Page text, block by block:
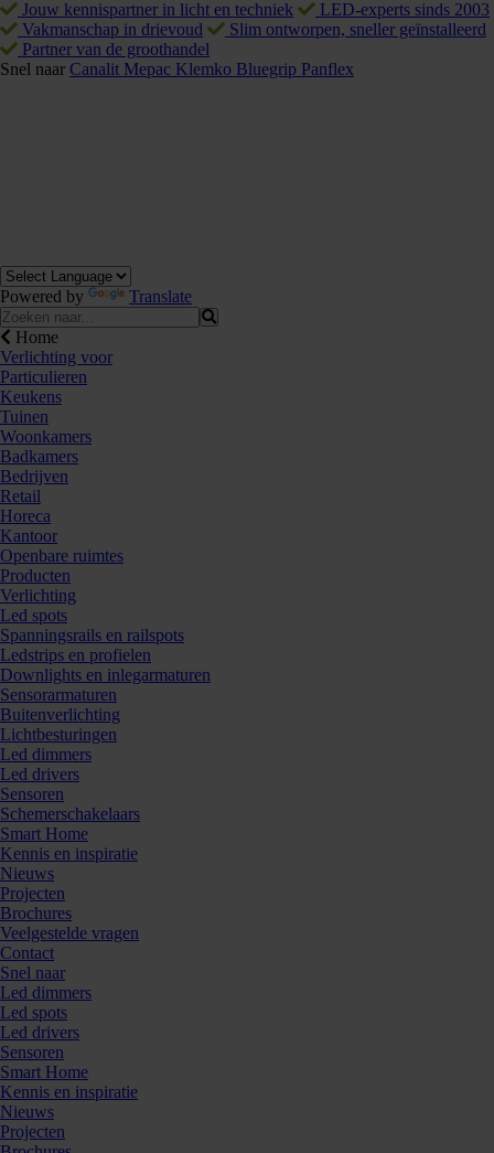
Jouw kennispartner in licht en techniek
LED-experts sinds 2003
Vakmanschap in drievoud
Slim ontworpen, sneller geïnstalleerd
Partner van de groothandel
Snel naar Canalit Mepac Klemko Bluegrip Panflex
Powered by Translate
Home
Verlichting voor
Particulieren
Keukens
Tuinen
Woonkamers
Badkamers
Bedrijven
Retail
Horeca
Kantoor
Openbare ruimtes
Producten
Verlichting
Led spots
Spanningsrails en railspots
Ledstrips en profielen
Downlights en inlegarmaturen
Sensorarmaturen
Buitenverlichting
Lichtbesturingen
Led dimmers
Led drivers
Sensoren
Schemerschakelaars
Smart Home
Kennis en inspiratie
Nieuws
Projecten
Brochures
Veelgestelde vragen
Contact
Snel naar
Led dimmers
Led spots
Led drivers
Sensoren
Smart Home
Kennis en inspiratie
Nieuws
Projecten